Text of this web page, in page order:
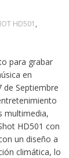
HD501 ,
para grabar
en
de Septiembre
multimedia,
HD501 con
un diseño a
climática, lo